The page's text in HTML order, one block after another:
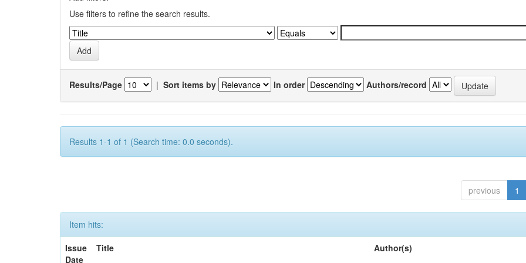
Use filters to refine the search results.
Results/Page | Sort items by In order Authors/record
Results 1-1 of 1 (Search time: 0.0 seconds).
previous 1
Item hits:
Issue
Date
Title Author(s)